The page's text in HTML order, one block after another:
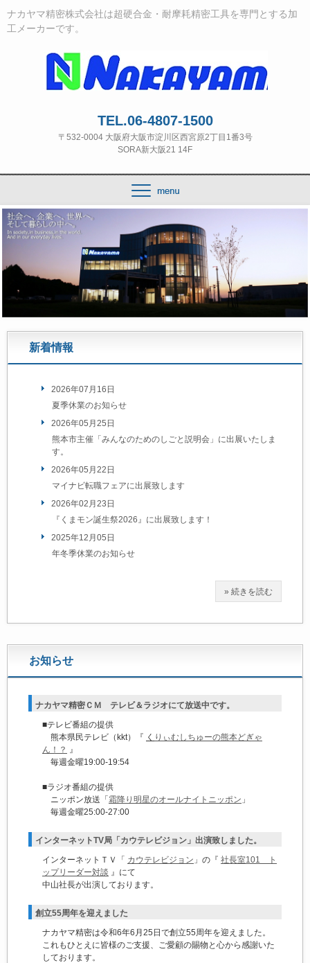
ナカヤマ精密株式会社は超硬合金・耐摩耗精密工具を専門とする加
工メーカーです。
TEL.06-4807-1500
〒532‐0004 大阪府大阪市淀川区西宮原2丁目1番3号
SORA新大阪21 14F
新着情報
2026年07月16日
夏季休業のお知らせ
2026年05月25日
熊本市主催「みんなのためのしごと説明会」に出展いたしま
す。
2026年05月22日
マイナビ転職フェアに出展致します
2026年02月23日
『くまモン誕生祭2026』に出展致します！
2025年12月05日
年冬季休業のお知らせ
» 続きを読む
お知らせ
ナカヤマ精密ＣＭ テレビ＆ラジオにて放送中です。
■テレビ番組の提供
熊本県民テレビ（kkt）『 く りぃむしちゅーの熊本どぎゃ
ん！？ 』
毎週金曜19:00-19:54
■ラジオ番組の提供
ニッポン放送「 霜降り明星のオールナイトニッポン 」
毎週金曜25:00-27:00
インターネットTV局「カウテレビジョン」出演致しました。
インターネットＴＶ「 カウテレビジョン 」の『 社長室101 ト
ップリーダー対談 』にて
中山社長が出演しております。
創立55周年を迎えました
ナカヤマ精密は令和6年6月25日で創立55周年を迎えました。
これもひとえに皆様のご支援、ご愛顧の賜物と心から感謝いた
しております。